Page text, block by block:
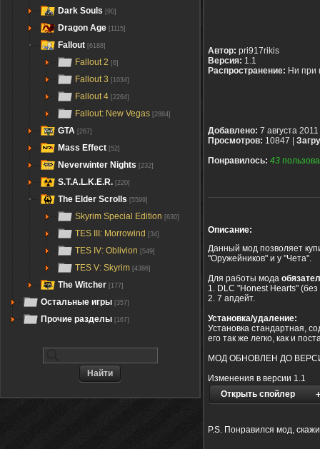
Dark Souls [90]
Dragon Age [1115]
Fallout [6188]
Fallout 2 [6]
Fallout 3 [1034]
Fallout 4 [2264]
Fallout: New Vegas [2884]
GTA [267]
Mass Effect [52]
Neverwinter Nights [232]
S.T.A.L.K.E.R. [220]
The Elder Scrolls [5599]
Skyrim Special Edition [630]
TES III: Morrowind [34]
TES IV: Oblivion [549]
TES V: Skyrim [4386]
The Witcher [177]
Остальные игры [357]
Прочие разделы [167]
Автор: pri917rikis
Версия: 1.1
Распространение: Ни при
Добавлено: 7 августа 2011
Просмотров: 10847 |
Понравилось: 43
Описание:
Данный мод позволяет
"Оружейников" и у "Чета".
Для работы мода
1. DLC "Honest Hearts"
2. 7 апдейт.
Установка/удаление:
Установка стандартная,
его так же легко, как и
МОД ОБНОВЛЕН ДО
Изменения в версии 1.1
Открыть спойлер
P.S. Понравился мод,